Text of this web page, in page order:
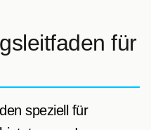
für
speziell für